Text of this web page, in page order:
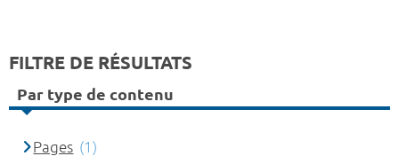
FILTRE DE RÉSULTATS
Par type de contenu
Pages (1)